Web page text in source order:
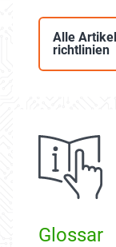
Alle
richtlinien
Glossar